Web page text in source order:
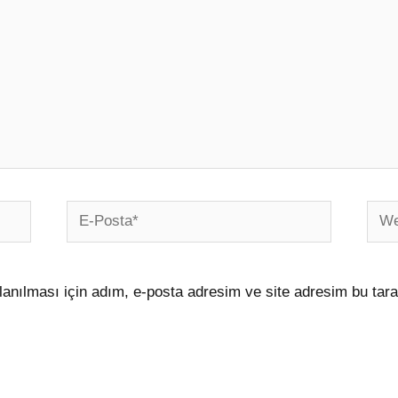
E-
Posta*
Web
için adım, e-posta adresim ve site adresim bu